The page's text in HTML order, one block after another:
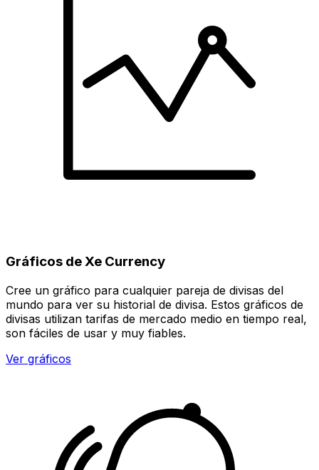
Gráficos de Xe Currency
Cree un gráfico para cualquier pareja de divisas del
mundo para ver su historial de divisa. Estos gráficos de
divisas utilizan tarifas de mercado medio en tiempo real,
son fáciles de usar y muy fiables.
Ver gráficos